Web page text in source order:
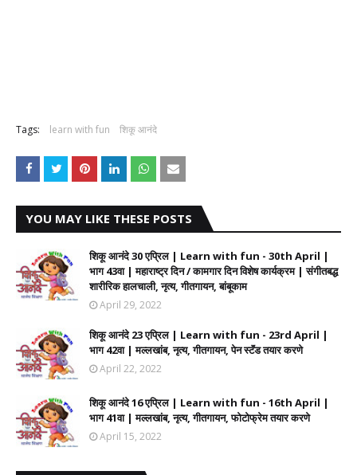
Tags: learn with fun शिकू आनंदे
YOU MAY LIKE THESE POSTS
शिकू आनंदे 30 एप्रिल | Learn with fun - 30th April |
भाग 43वा | महाराष्ट्र दिन / कामगार दिन विशेष कार्यक्रम | संगीतबद्ध
शारीरिक हालचाली, नृत्य, गीतगायन, बांबूकाम
April 29, 2022
शिकू आनंदे 23 एप्रिल | Learn with fun - 23rd April |
भाग 42वा | मल्लखांब, नृत्य, गीतगायन, पेन स्टॅंड तयार करणे
April 22, 2022
शिकू आनंदे 16 एप्रिल | Learn with fun - 16th April |
भाग 41वा | मल्लखांब, नृत्य, गीतगायन, फोटोफ्रेम तयार करणे
April 15, 2022